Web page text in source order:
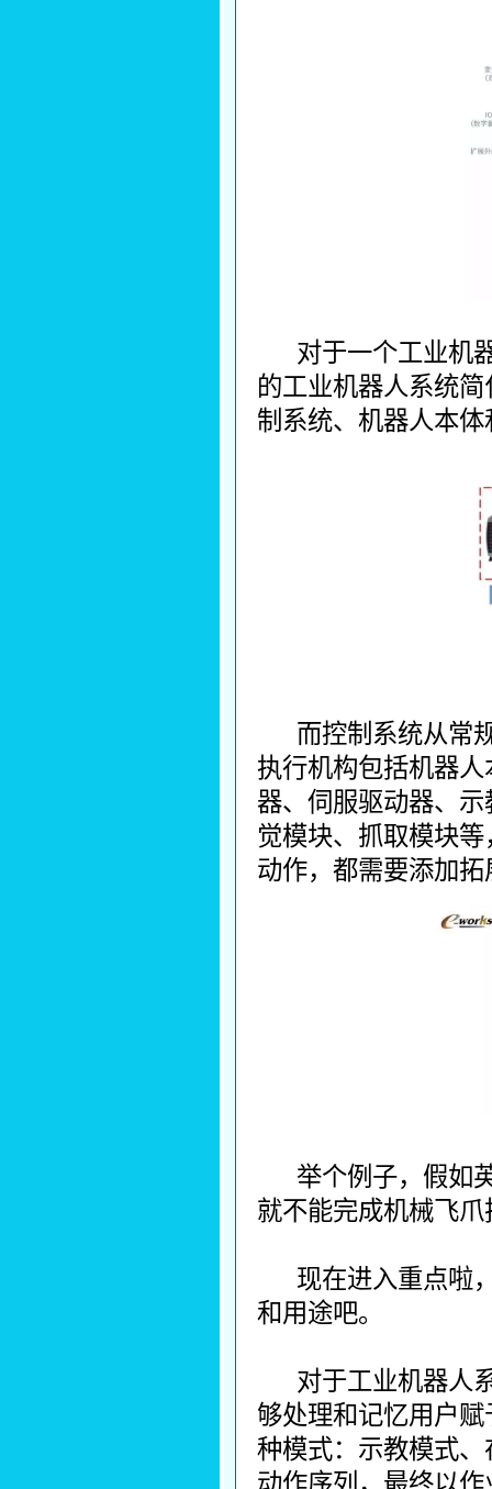
对于一个工业机
的工业机器人系统
制系统、机器人本
而控制系统从常
执行机构包括机器
器、伺服驱动器、
觉模块、抓取模块
动作，都需要添加拓
举个例子，假如
就不能完成机械飞
现在进入重点啦
和用途吧。
对于工业机器人
够处理和记忆用户
种模式：示教模式